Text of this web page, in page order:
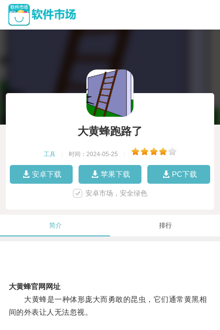
大黄蜂跑路了
工具 时间：2024-05-25
安卓下载 苹果下载 PC下载
安卓市场，安全绿色
简介 排行
大黄蜂官网网址
大黄蜂是一种体形庞大而勇敢的昆虫，它们通常黄黑相
间的外表让人无法忽视。